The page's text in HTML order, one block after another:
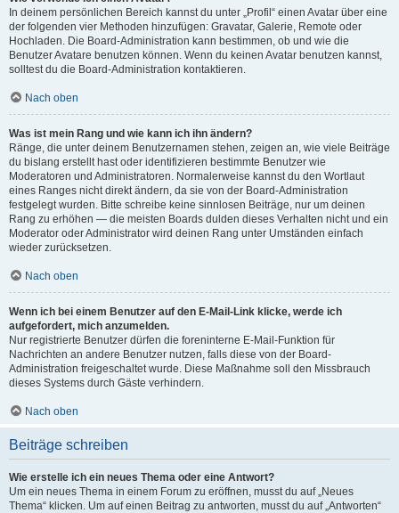
In deinem persönlichen Bereich kannst du unter „Profil“ einen Avatar über eine
der folgenden vier Methoden hinzufügen: Gravatar, Galerie, Remote oder
Hochladen. Die Board-Administration kann bestimmen, ob und wie die
Benutzer Avatare benutzen können. Wenn du keinen Avatar benutzen kannst,
solltest du die Board-Administration kontaktieren.
Nach oben
Was ist mein Rang und wie kann ich ihn ändern?
Ränge, die unter deinem Benutzernamen stehen, zeigen an, wie viele Beiträge
du bislang erstellt hast oder identifizieren bestimmte Benutzer wie
Moderatoren und Administratoren. Normalerweise kannst du den Wortlaut
eines Ranges nicht direkt ändern, da sie von der Board-Administration
festgelegt wurden. Bitte schreibe keine sinnlosen Beiträge, nur um deinen
Rang zu erhöhen — die meisten Boards dulden dieses Verhalten nicht und ein
Moderator oder Administrator wird deinen Rang unter Umständen einfach
wieder zurücksetzen.
Nach oben
Wenn ich bei einem Benutzer auf den E-Mail-Link klicke, werde ich
aufgefordert, mich anzumelden.
Nur registrierte Benutzer dürfen die foreninterne E-Mail-Funktion für
Nachrichten an andere Benutzer nutzen, falls diese von der Board-
Administration freigeschaltet wurde. Diese Maßnahme soll den Missbrauch
dieses Systems durch Gäste verhindern.
Nach oben
Beiträge schreiben
Wie erstelle ich ein neues Thema oder eine Antwort?
Um ein neues Thema in einem Forum zu eröffnen, musst du auf „Neues
Thema“ klicken. Um auf einen Beitrag zu antworten, musst du auf „Antworten“